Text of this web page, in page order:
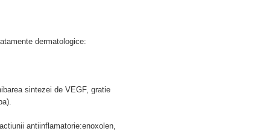
dermatologice:
sintezei de VEGF, gratie
antiinflamatorie:enoxolen,